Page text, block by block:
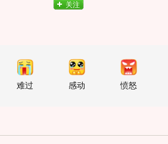
关注
难过 感动 愤怒